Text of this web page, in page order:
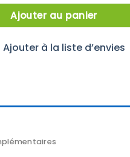
Ajouter au panier
Ajouter à la liste d’envies